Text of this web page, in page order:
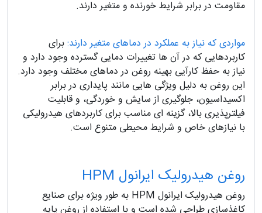
مقاومت در برابر شرایط خورنده و متغیر دارند.
مواردی که نیاز به عملکرد در دماهای متغیر دارند:برای
کاربردهایی که در آن ها تغییرات دمایی گسترده وجود دارد و
نیاز به حفظ کارآیی بهینه روغن در دماهای مختلف وجود دارد.
این روغن به دلیل ویژگی هایی مانند پایداری در برابر
اکسیداسیون، جلوگیری از سایش و خوردگی، و قابلیت
فیلترپذیری بالا، گزینه ای مناسب برای کاربردهای هیدرولیکی
با نیازهای خاص و شرایط محیطی متنوع است.
روغن هیدرولیک ایرانول HPM
روغن هیدرولیک ایرانول HPM به طور ویژه برای صنایع
کاغذسازی طراحی شده است و با استفاده از روغن پایه